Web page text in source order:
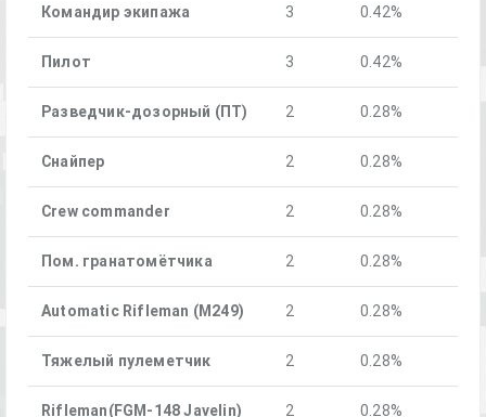
Командир экипажа 3 0.42%
Пилот 3 0.42%
Разведчик-дозорный (ПТ) 2 0.28%
Снайпер 2 0.28%
Crew commander 2 0.28%
Пом. гранатомётчика 2 0.28%
Automatic Rifleman (M249) 2 0.28%
Тяжелый пулеметчик 2 0.28%
Rifleman(FGM-148 Javelin) 2 0.28%